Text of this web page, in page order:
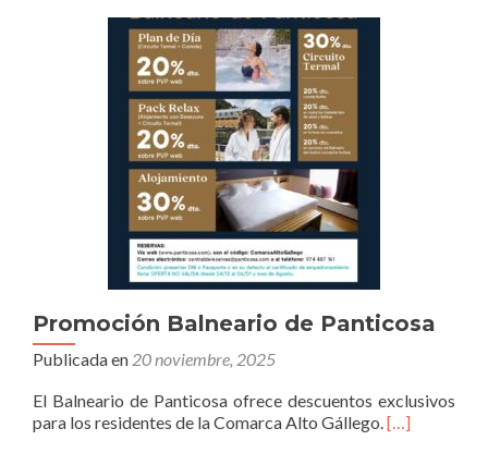
Promoción Balneario de Panticosa
Publicada en 20 noviembre, 2025
El Balneario de Panticosa ofrece descuentos exclusivos
para los residentes de la Comarca Alto Gállego.[…]